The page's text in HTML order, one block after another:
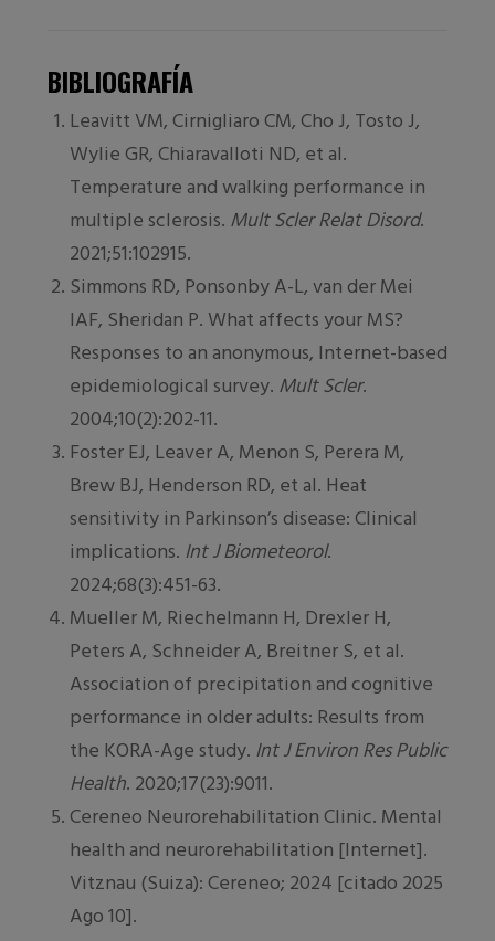
BIBLIOGRAFÍA
Leavitt VM, Cirnigliaro CM, Cho J, Tosto J,
Wylie GR, Chiaravalloti ND, et al.
Temperature and walking performance in
multiple sclerosis. Mult Scler Relat Disord.
2021;51:102915.
Simmons RD, Ponsonby A-L, van der Mei
IAF, Sheridan P. What affects your MS?
Responses to an anonymous, Internet-based
epidemiological survey. Mult Scler.
2004;10(2):202-11.
Foster EJ, Leaver A, Menon S, Perera M,
Brew BJ, Henderson RD, et al. Heat
sensitivity in Parkinson’s disease: Clinical
implications. Int J Biometeorol.
2024;68(3):451-63.
Mueller M, Riechelmann H, Drexler H,
Peters A, Schneider A, Breitner S, et al.
Association of precipitation and cognitive
performance in older adults: Results from
the KORA-Age study. Int J Environ Res Public
Health. 2020;17(23):9011.
Cereneo Neurorehabilitation Clinic. Mental
health and neurorehabilitation [Internet].
Vitznau (Suiza): Cereneo; 2024 [citado 2025
Ago 10].